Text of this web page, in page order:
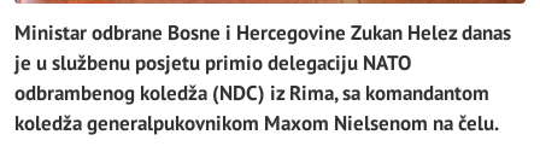
Ministar odbrane Bosne i Hercegovine Zukan Helez danas
je u službenu posjetu primio delegaciju NATO
odbrambenog koledža (NDC) iz Rima, sa komandantom
koledža generalpukovnikom Maxom Nielsenom na čelu.